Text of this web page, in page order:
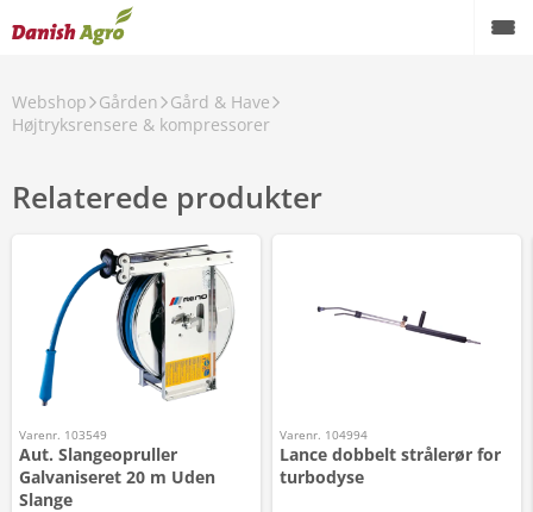
Webshop Gården
Gård & Have
Højtryksrensere & kompressorer
Relaterede produkter
Varenr. 103549
Aut. Slangeopruller
Galvaniseret 20 m Uden
Slange
Varenr. 104994
Lance dobbelt strålerør for
turbodyse